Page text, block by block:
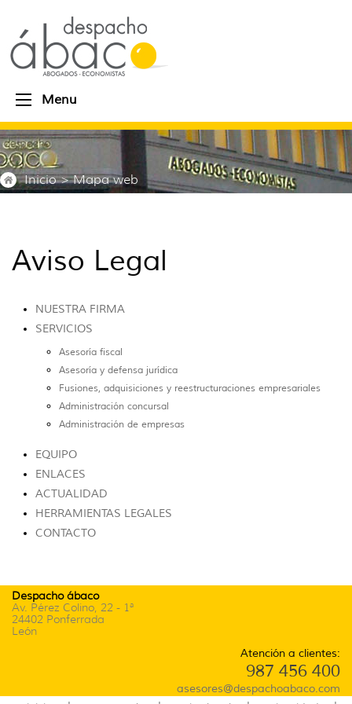
Menu
Inicio> Mapa web
Aviso Legal
NUESTRA FIRMA
SERVICIOS
Asesoría fiscal
Asesoría y defensa jurídica
Fusiones, adquisiciones y reestructuraciones empresariales
Administración concursal
Administración de empresas
EQUIPO
ENLACES
ACTUALIDAD
HERRAMIENTAS LEGALES
CONTACTO
Despacho ábaco
Av. Pérez Colino, 22 - 1ª
24402 Ponferrada
León
Atención a clientes:
987 456 400
asesores@despachoabaco.com